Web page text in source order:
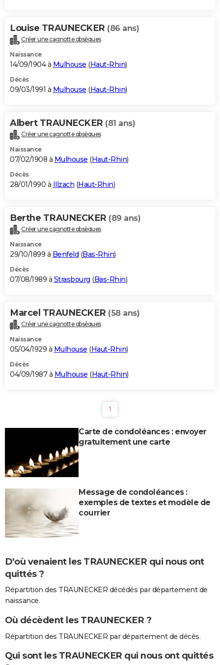
Louise TRAUNECKER (86 ans)
Créer une cagnotte obsèques
Naissance
14/09/1904 à Mulhouse (Haut-Rhin)
Décès
09/03/1991 à Mulhouse (Haut-Rhin)
Albert TRAUNECKER (81 ans)
Créer une cagnotte obsèques
Naissance
07/02/1908 à Mulhouse (Haut-Rhin)
Décès
28/01/1990 à Illzach (Haut-Rhin)
Berthe TRAUNECKER (89 ans)
Créer une cagnotte obsèques
Naissance
29/10/1899 à Benfeld (Bas-Rhin)
Décès
07/08/1989 à Strasbourg (Bas-Rhin)
Marcel TRAUNECKER (58 ans)
Créer une cagnotte obsèques
Naissance
05/04/1929 à Mulhouse (Haut-Rhin)
Décès
04/09/1987 à Mulhouse (Haut-Rhin)
1
Carte de condoléances : envoyer
gratuitement une carte
Message de condoléances :
exemples de textes et modèle de
courrier
D'où venaient les TRAUNECKER qui nous ont
quittés ?
Répartition des TRAUNECKER décédés par département de
naissance.
Où décèdent les TRAUNECKER ?
Répartition des TRAUNECKER par département de décès.
Qui sont les TRAUNECKER qui nous ont quittés